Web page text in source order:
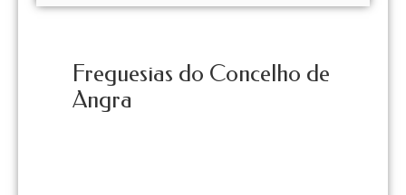
Freguesias do Concelho de
Angra